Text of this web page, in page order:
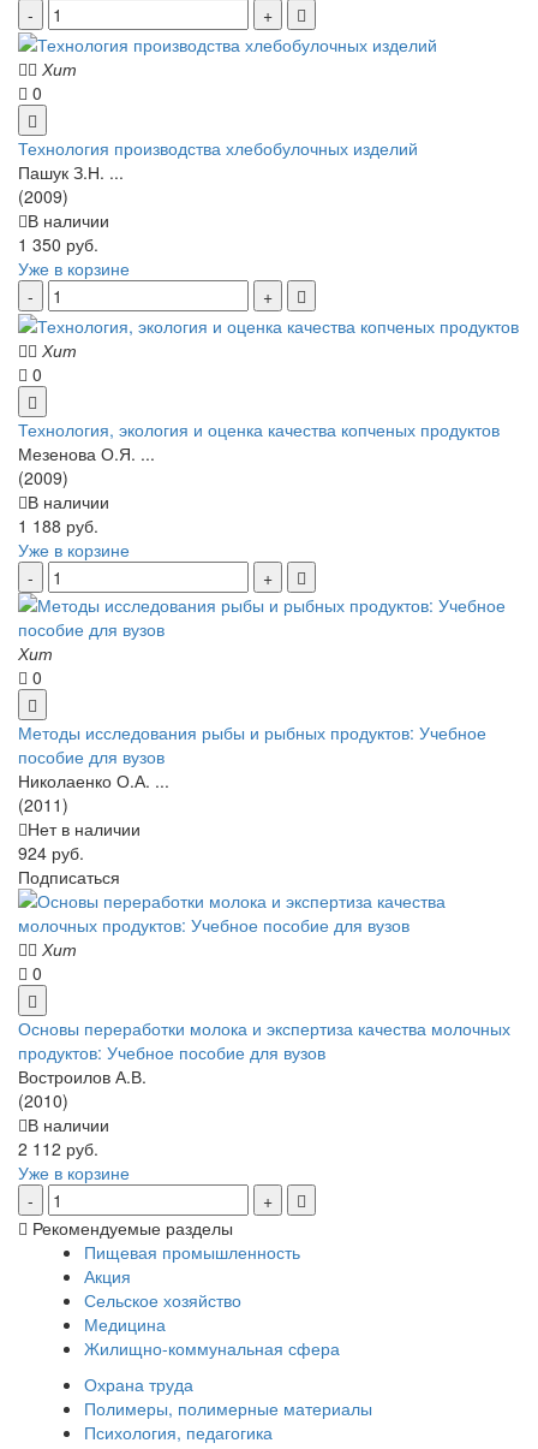
Хит
0
Технология производства хлебобулочных изделий
Пашук З.Н. ...
(2009)
В наличии
1 350 руб.
Уже в корзине
Хит
0
Технология, экология и оценка качества копченых продуктов
Мезенова О.Я. ...
(2009)
В наличии
1 188 руб.
Уже в корзине
Хит
0
Методы исследования рыбы и рыбных продуктов: Учебное
пособие для вузов
Николаенко О.А. ...
(2011)
Нет в наличии
924 руб.
Подписаться
Хит
0
Основы переработки молока и экспертиза качества молочных
продуктов: Учебное пособие для вузов
Востроилов А.В.
(2010)
В наличии
2 112 руб.
Уже в корзине
Рекомендуемые разделы
Пищевая промышленность
Акция
Сельское хозяйство
Медицина
Жилищно-коммунальная сфера
Охрана труда
Полимеры, полимерные материалы
Психология, педагогика